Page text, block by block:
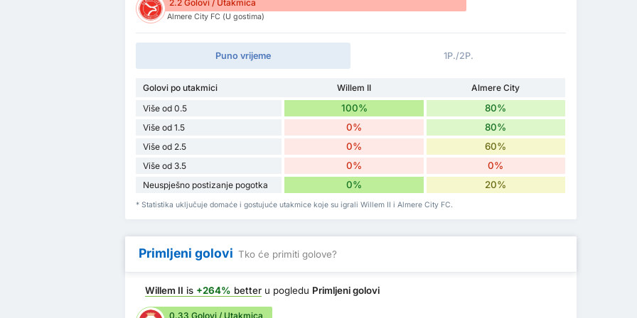
2.2 Golovi / Utakmica
Almere City FC (U gostima)
Puno vrijeme 1P./2P.
Golovi po utakmici Willem II
Almere City
Više od 0.5
100% 80%
Više od 1.5 0% 80%
Više od 2.5 0% 60%
Više od 3.5 0% 0%
Neuspješno postizanje pogotka 0% 20%
* Statistika uključuje domaće i gostujuće utakmice koje su igrali Willem II i Almere City FC.
Primljeni golovi Tko će primiti golove?
Willem II is +264% better u pogledu Primljeni golovi
0.33 Golovi / Utakmica